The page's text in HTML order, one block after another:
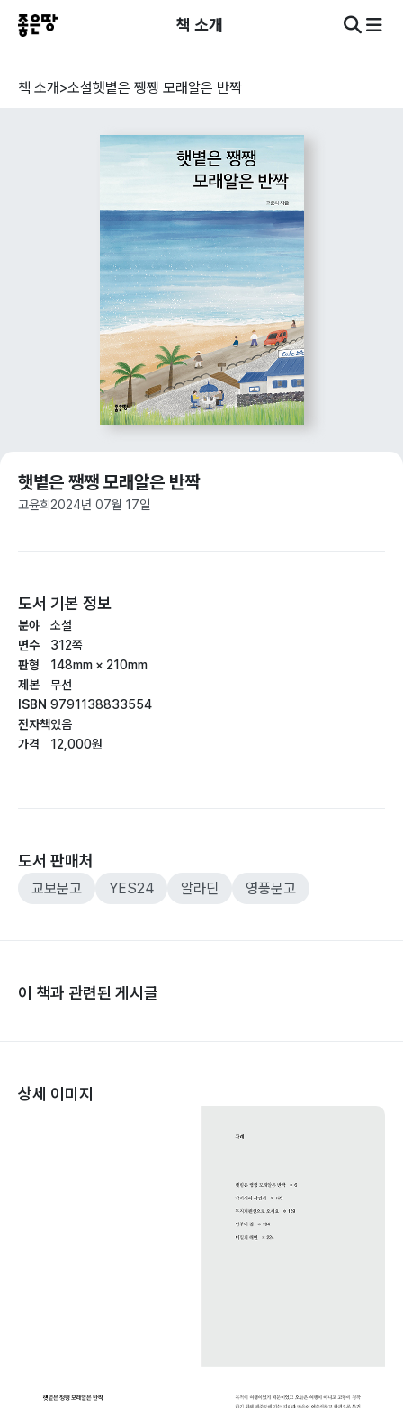
책 소개
책 소개>소설햇볕은 쨍쨍 모래알은 반짝
햇볕은 쨍쨍 모래알은 반짝
고윤희 2024년 07월 17일
도서 기본 정보
분야
면수
판형
제본
ISBN
전자책
가격
소설
312쪽
148mm × 210mm
무선
9791138833554
있음
12,000원
도서 판매처
교보문고 YES24 알라딘 영풍문고
이 책과 관련된 게시글
상세 이미지